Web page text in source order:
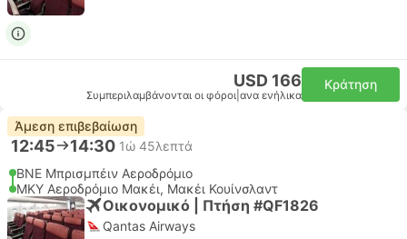
USD 166
Συμπεριλαμβάνονται οι φόροι ανα ενήλικα
Κράτηση
Άμεση επιβεβαίωση
12:45 14:30 1ώ 45λεπτά
BNE Μπρισμπέιν Αεροδρόμιο
MKY Αεροδρόμιο Μακέι, Μακέι Κουίνσλαντ
Οικονομικό | Πτήση #QF1826
Qantas Airways